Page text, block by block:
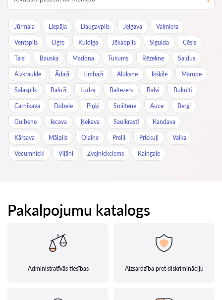
Jūrmala Liepāja Daugavpils Jelgava Valmiera
Ventspils Ogre Kuldīga Jēkabpils Sigulda Cēsis
Talsi Bauska Madona Tukums Rēzekne Saldus
Aizkraukle Ādaži Limbaži Alūksne Ikšķile Mārupe
Salaspils Baloži Ludza Baltezers Balvi Bukulti
Carnikava Dobele Piņķi Smiltene Auce Berģi
Gulbene Iecava Ķekava Saulkrasti Kandava
Kārsava Mālpils Olaine Preiļi Priekuļi Valka
Vecumnieki Viļāni Zvejniekciems Kalngale
Pakalpojumu katalogs
Administratīvās tiesības Aizsardzība pret diskrimināciju